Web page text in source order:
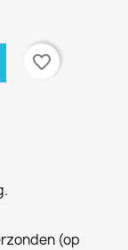
favorite_border
(op